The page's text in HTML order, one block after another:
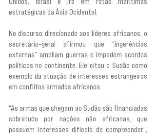
estratégicas da Ásia Ocidental.
No discurso direcionado aos líderes africanos, o
secretário-geral afirmou que “ingerências
externas” ampliam guerras e impedem acordos
políticos no continente. Ele citou o Sudão como
exemplo da atuação de interesses estrangeiros
em conflitos armados africanos.
“As armas que chegam ao Sudão são financiadas
sobretudo por nações não africanas, que
possuem interesses difíceis de compreender”,